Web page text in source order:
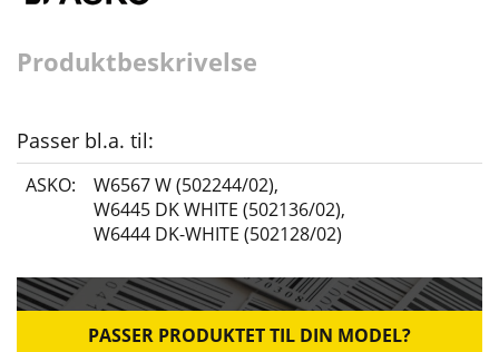
Produktbeskrivelse
Passer bl.a. til:
ASKO: W6567 W (502244/02),
W6445 DK WHITE (502136/02),
W6444 DK-WHITE (502128/02)
PASSER PRODUKTET TIL DIN MODEL?